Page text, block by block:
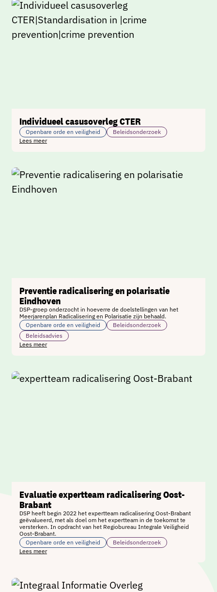
Individueel casusoverleg CTER
Openbare orde en veiligheid
Beleidsonderzoek
Lees meer
Preventie radicalisering en polarisatie
Eindhoven
DSP-groep onderzocht in hoeverre de doelstellingen van het
Meerjarenplan Radicalisering en Polarisatie zijn behaald.
Openbare orde en veiligheid
Beleidsonderzoek
Beleidsadvies
Lees meer
Evaluatie expertteam radicalisering Oost-
Brabant
DSP heeft begin 2022 het expertteam radicalisering Oost-Brabant
geëvalueerd, met als doel om het expertteam in de toekomst te
versterken. In opdracht van het Regiobureau Integrale Veiligheid
Oost-Brabant.
Openbare orde en veiligheid
Beleidsonderzoek
Lees meer